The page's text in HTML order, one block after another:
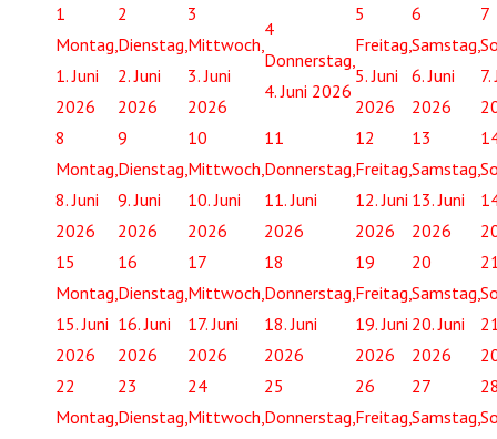
1
Montag,
1. Juni
2026
2
Dienstag,
2. Juni
2026
3
Mittwoch,
3. Juni
2026
4
Donnerstag,
4. Juni 2026
5
Freitag,
5. Juni
2026
6
Samstag,
6. Juni
2026
7
7.
8
Montag,
8. Juni
2026
9
Dienstag,
9. Juni
2026
10
Mittwoch,
10. Juni
2026
11
Donnerstag,
11. Juni
2026
12
Freitag,
12. Juni
2026
13
Samstag,
13. Juni
2026
15
Montag,
15. Juni
2026
16
Dienstag,
16. Juni
2026
17
Mittwoch,
17. Juni
2026
18
Donnerstag,
18. Juni
2026
19
Freitag,
19. Juni
2026
20
Samstag,
20. Juni
2026
22
Montag,
23
Dienstag,
24
Mittwoch,
25
Donnerstag,
26
Freitag,
27
Samstag,